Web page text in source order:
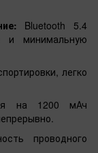
Bluetooth 5.4
и минимальную
легко
на 1200 мАч
проводного